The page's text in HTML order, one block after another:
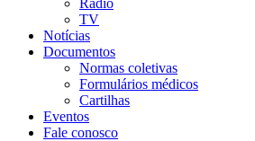
Radio
TV
Notícias
Documentos
Normas coletivas
Formulários médicos
Cartilhas
Eventos
Fale conosco